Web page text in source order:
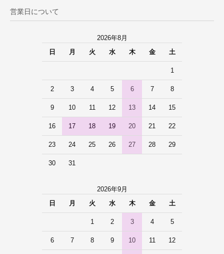
営業日について
2026年8月
日
月 火 水 木 金 土
1
2 3 4 5 6 7 8
9 10 11 12 13 14 15
16 17 18 19 20 21 22
23 24 25 26 27 28 29
30 31
2026年9月
日
月 火 水 木 金 土
1 2 3 4 5
6 7 8 9 10 11 12